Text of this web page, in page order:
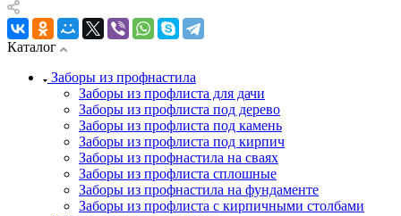
Каталог
Заборы из профнастила
Заборы из профлиста для дачи
Заборы из профлиста под дерево
Заборы из профлиста под камень
Заборы из профлиста под кирпич
Заборы из профнастила на сваях
Заборы из профлиста сплошные
Заборы из профнастила на фундаменте
Заборы из профлиста с кирпичными столбами